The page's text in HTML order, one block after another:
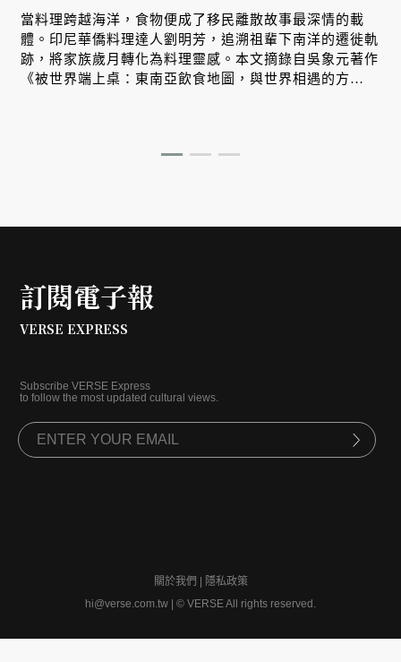
當料理跨越海洋，食物便成了移民離散故事最深情的載
體。印尼華僑料理達人劉明芳，追溯祖輩下南洋的遷徙軌
跡，將家族歲月轉化為料理靈感。本文摘錄自吳象元著作
《被世界端上桌：東南亞飲食地圖，與世界相遇的方
訂閱電子報
VERSE EXPRESS
Subscribe VERSE Express
to follow the most updated cultural views.
關於我們
隱私政策
hi@verse.com.tw
© VERSE All rights reserved.